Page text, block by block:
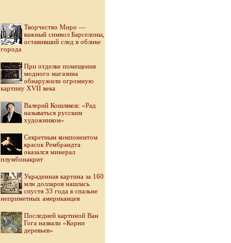
Творчество Миро —
важный символ Барселоны,
оставивший след в облике
города
При отделке помещения
модного магазина
обнаружили огромную
картину XVII века
Валерий Кошляков: «Рад
называться русским
художником»
Секретным компонентом
красок Рембрандта
оказался минерал
плумбонакрит
Украденная картина за 160
млн долларов нашлась
спустя 33 года в спальне
неприметных американцев
Последней картиной Ван
Гога назвали «Корни
деревьев»